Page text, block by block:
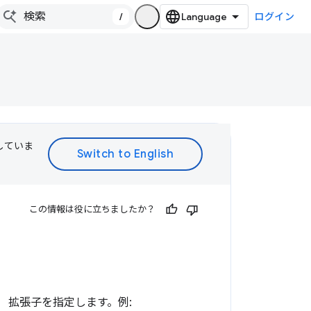
/ ログイン
ていま
この情報は役に立ちましたか？
拡張子を指定します。例: